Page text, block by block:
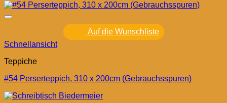
Auf die Wunschliste
Schnellansicht
Teppiche
#54 Perserteppich, 310 x 200cm (Gebrauchsspuren)